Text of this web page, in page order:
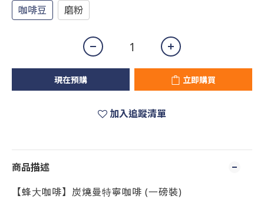
咖啡豆 磨粉
現在預購 立即購買
加入追蹤清單
商品描述
【蜂大咖啡】炭燒曼特寧咖啡 (一磅裝)